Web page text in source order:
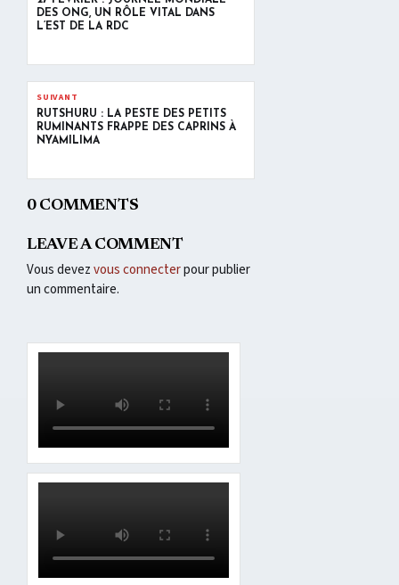
DES ONG, UN RÔLE VITAL DANS
L’EST DE LA RDC
SUIVANT
RUTSHURU : LA PESTE DES PETITS
RUMINANTS FRAPPE DES CAPRINS À
NYAMILIMA
0 COMMENTS
LEAVE A COMMENT
Vous devezvous connecterpour publier
un commentaire.